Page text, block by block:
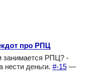
про РПЦ
РПЦ? -
нести деньги. #-15 —